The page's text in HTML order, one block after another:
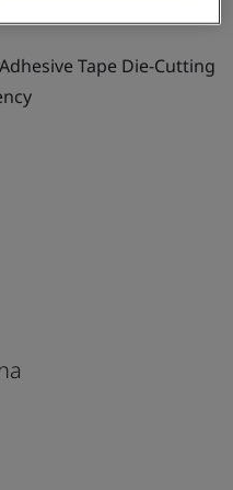
Adhesive Tape Die-Cutting